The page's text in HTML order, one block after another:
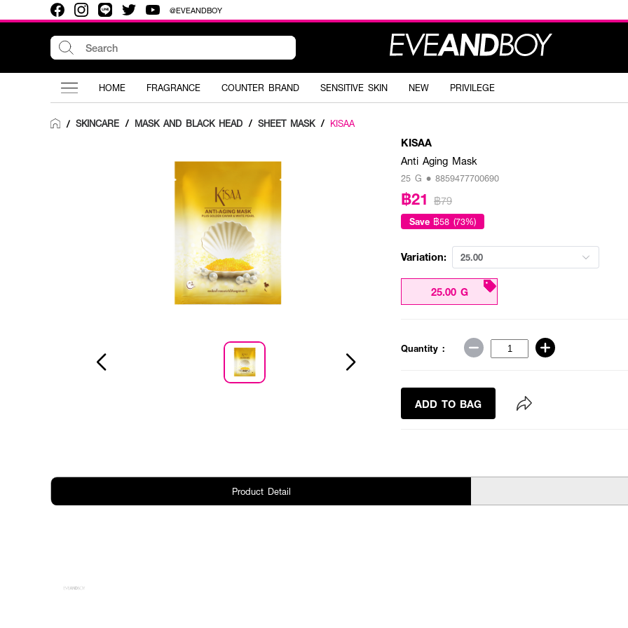
@EVEANDBOY
HOME FRAGRANCE COUNTER BRAND SENSITIVE SKIN NEW PRIVILEGE
/ SKINCARE / MASK AND BLACK HEAD / SHEET MASK / KISAA
KISAA
Anti Aging Mask
25 G • 8859477700690
฿21 ฿79
Save ฿58 (73%)
Variation: 25.00
25.00 G
Quantity :
ADD TO BAG
Product Detail